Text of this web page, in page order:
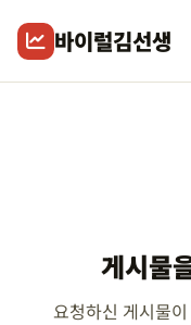
바이럴김선생
게시물
요청하신 게시물